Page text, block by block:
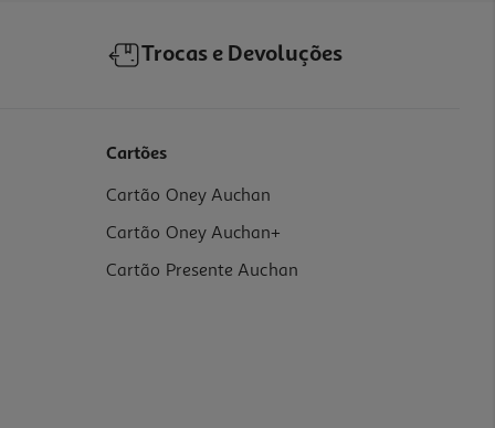
Trocas e Devoluções
Cartões
Cartão Oney Auchan
Cartão Oney Auchan+
Cartão Presente Auchan